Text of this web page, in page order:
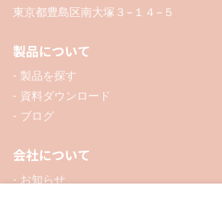
東京都豊島区南大塚３−１４−５
製品について
- 製品を探す
- 資料ダウンロード
- ブログ
会社について
- お知らせ